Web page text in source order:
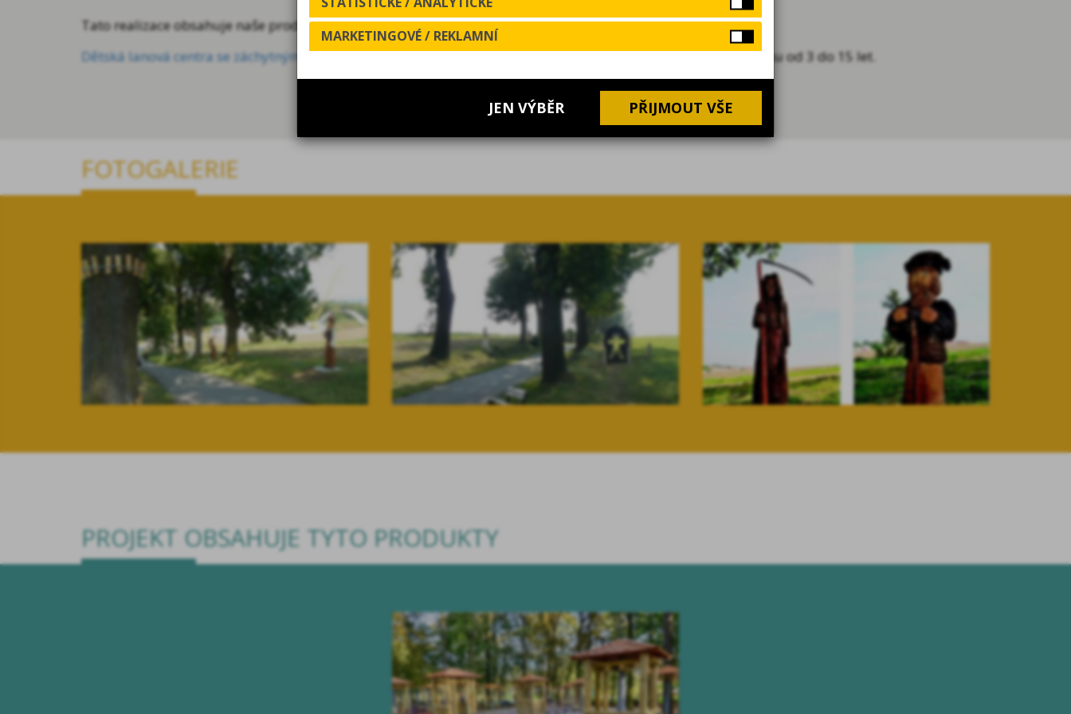
Tato realizace obsahuje naše produkty:
Dětská lanová centra se záchytnými sítěmi- sestava nízkých lanových překážek těsně nad zemí. Pro děti ve věku od 3 do 15 let.
FOTOGALERIE
PROJEKT OBSAHUJE TYTO PRODUKTY
MARKETINGOVÉ / REKLAMNÍ
JEN VÝBĚR PŘIJMOUT VŠE